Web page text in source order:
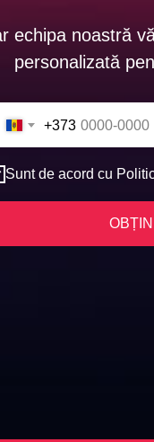
echipa noastră
personalizată
+373
Sunt de acord cu